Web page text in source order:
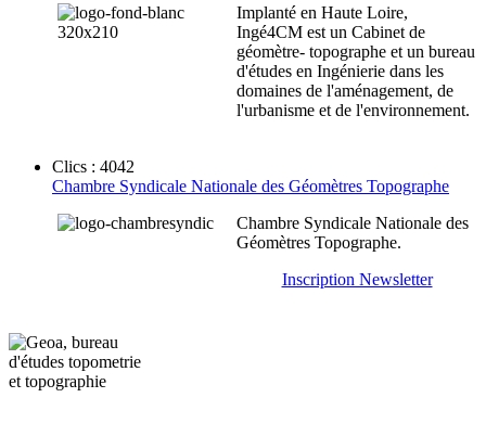
Implanté en Haute Loire,
Ingé4CM est un Cabinet de
géomètre- topographe et un bureau
d'études en Ingénierie dans les
domaines de l'aménagement, de
l'urbanisme et de l'environnement.
Clics : 4042
Chambre Syndicale Nationale des Géomètres Topographe
Chambre Syndicale Nationale des
Géomètres Topographe.
Inscription Newsletter